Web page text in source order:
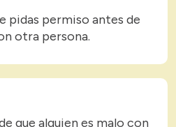
pidas permiso antes de
otra persona.
que alguien es malo con